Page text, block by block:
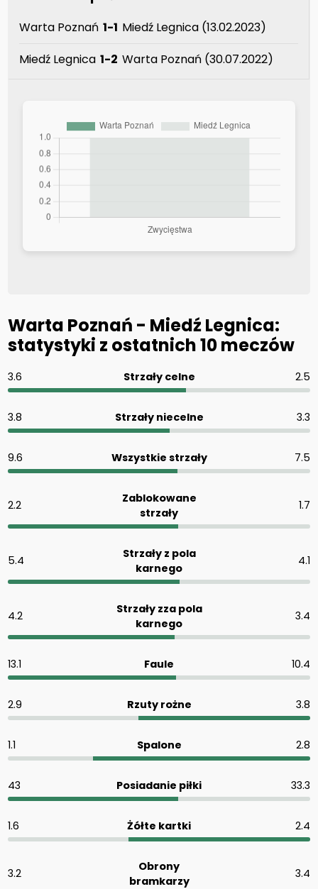
Warta Poznań 1-1 Miedź Legnica (13.02.2023)
Miedź Legnica 1-2 Warta Poznań (30.07.2022)
Warta Poznań - Miedź Legnica:
statystyki z ostatnich 10 meczów
3.6 Strzały celne 2.5
3.8 Strzały niecelne 3.3
9.6 Wszystkie strzały 7.5
2.2
Zablokowane
strzały
1.7
5.4
Strzały z pola
karnego
4.1
4.2
Strzały zza pola
karnego
3.4
13.1 Faule 10.4
2.9 Rzuty rożne 3.8
1.1 Spalone 2.8
43 Posiadanie piłki 33.3
1.6 Żółte kartki 2.4
3.2
Obrony
bramkarzy
3.4